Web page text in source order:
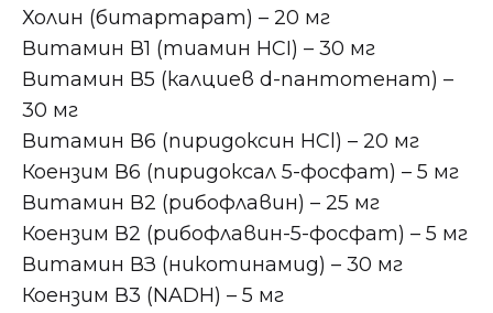
Холин (битартарат) – 20 мг
Витамин В1 (тиамин HCI) – 30 мг
Витамин В5 (калциев d-пантотенат) –
30 мг
Витамин В6 (пиридоксин НСl) – 20 мг
Коензим В6 (пиридоксал 5-фосфат) – 5 мг
Витамин В2 (рибофлавин) – 25 мг
Коензим В2 (рибофлавин-5-фосфат) – 5 мг
Витамин ВЗ (никотинамид) – 30 мг
Коензим В3 (NADH) – 5 мг